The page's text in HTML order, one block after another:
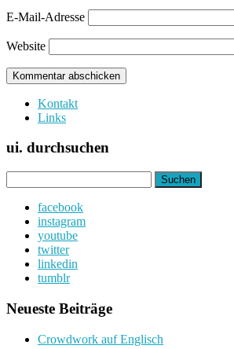
E-Mail-Adresse
Website
Kontakt
Links
ui. durchsuchen
nach:
facebook
instagram
youtube
twitter
linkedin
tumblr
Neueste Beiträge
Crowdwork auf Englisch